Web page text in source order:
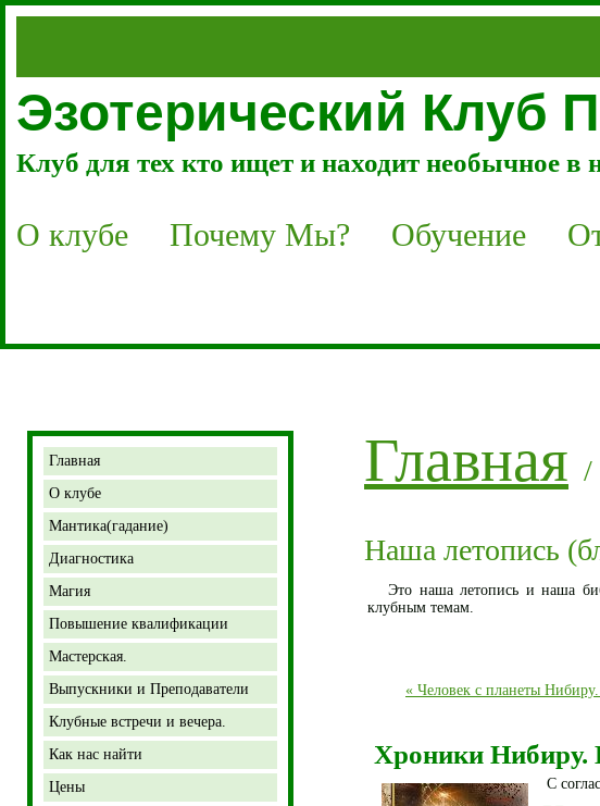
Эзотерический
Клуб для тех кто ищет и находит необычное в
О клубе Почему Мы? Обучение
Главная
О клубе
Мантика(гадание)
Диагностика
Магия
Повышение квалификации
Мастерская.
Выпускники и Преподаватели
Клубные встречи и вечера.
Как нас найти
Цены
Главная /
Наша летопись
Это наша летопись и наша
клубным темам.
« Человек с планеты
Хроники
C